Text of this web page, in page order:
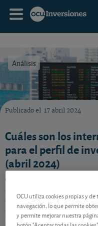
Análisis
Comparamos los intermediarios
Publicado el 17 abril 2024
Cuáles son los
para el perfil de
(abril 2024)
Qué costes soportaría
dividendos) un
cartera de acciones
Experto en acciones
OCU utiliza cookies propias y
navegación, lo que permite
y permite mejorar nuestra